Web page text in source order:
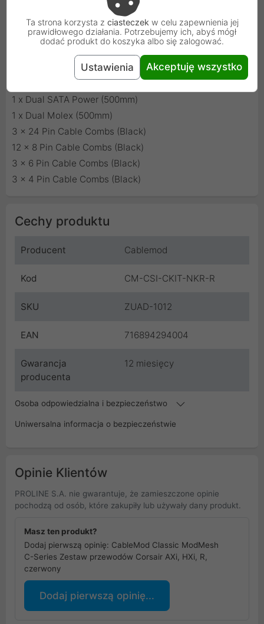
1 x 24 Pin ATX (600mm)
1 x 8 Pin EPS (700mm)
1 x 4+4 Pin EPS (700mm)
1 x 6 Pin PCI-e (600mm)
1 x Dual SATA Power (500mm)
1 x Dual Molex (500mm)
3 x 24 Pin Cable Combs (Black)
12 x 8 Pin Cable Combs (Black)
3 x 6 Pin Cable Combs (Black)
3 x 4 Pin Cable Combs (Black)
Cechy produktu
Producent Cablemod
Kod CM-CSI-CKIT-NKR-R
SKU ZUAD-1012
EAN 716894294004
Gwarancja
producenta
12 miesięcy
Osoba odpowiedzialna i bezpieczeństwo
Uniwersalna informacja o bezpieczeństwie
Opinie Klientów
PROLINE S.A. nie gwarantuje, że zamieszczone opinie
pochodzą od osób, które zakupiły lub używały dany produkt.
Masz ten produkt?
Dodaj pierwszą opinię: CableMod Classic ModMesh
C-Series Zestaw przewodów Corsair AXi, HXi, R,
czerwony
Dodaj pierwszą opinię...
Ta strona korzysta z ciasteczek w celu zapewnienia jej
prawidłowego działania. Potrzebujemy ich, abyś mógł
dodać produkt do koszyka albo się zalogować.
Ustawienia Akceptuję wszystko